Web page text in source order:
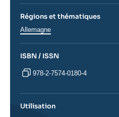
Régions et thématiques
Régions
Allemagne
ISBN / ISSN
978-2-7574-0180-4
Utilisation